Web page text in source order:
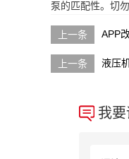
泵的匹配性。切
APP
液压
我